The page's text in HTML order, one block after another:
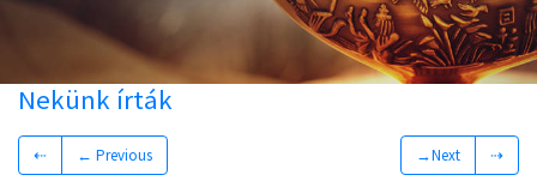
Nekünk írták
⇠ ← Previous →Next ⇢